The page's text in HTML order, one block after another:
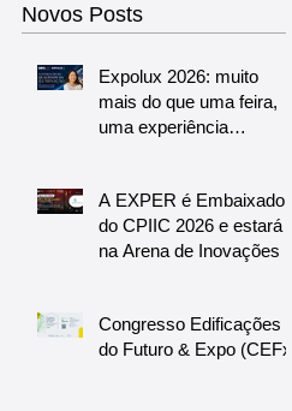
Novos Posts
Expolux 2026: muito
mais do que uma feira,
uma experiência
A EXPER é Embaixadora
do CPIIC 2026 e estará
na Arena de Inovações
Congresso Edificações
do Futuro & Expo (CEFx)